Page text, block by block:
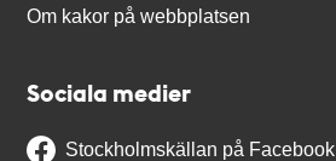
Om kakor på webbplatsen
Sociala medier
Stockholmskällan på Facebook